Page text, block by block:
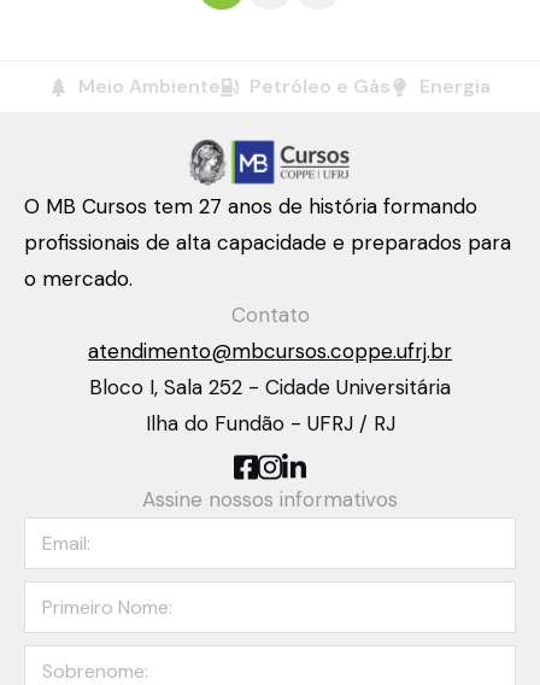
Meio Ambiente Petróleo e Gás Energia
O MB Cursos tem 27 anos de história formando
profissionais de alta capacidade e preparados para
o mercado.
Contato
atendimento@mbcursos.coppe.ufrj.br
Bloco I, Sala 252 - Cidade Universitária
Ilha do Fundão - UFRJ / RJ
Assine nossos informativos